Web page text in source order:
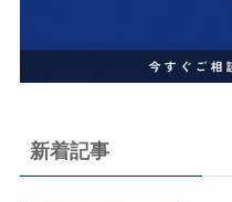
新着記事